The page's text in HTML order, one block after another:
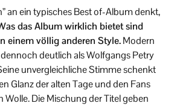
an ein typisches Best of-Album denkt,
das Album wirklich bietet sind
einem völlig anderen Style.Modern
deutlich als Wolfgangs Petry
unvergleichliche Stimme schenkt
Glanz der alten Tage und den Fans
Die Mischung der Titel geben